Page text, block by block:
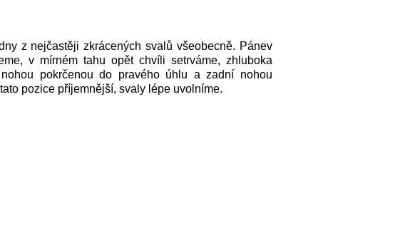
z nejčastěji zkrácených svalů všeobecně. Pánev
v mírném tahu opět chvíli setrváme, zhluboka
pokrčenou do pravého úhlu a zadní nohou
pozice příjemnější, svaly lépe uvolníme.